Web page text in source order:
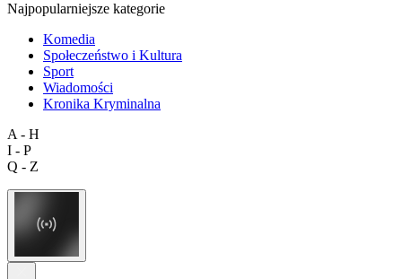
Najpopularniejsze kategorie
Komedia
Społeczeństwo i Kultura
Sport
Wiadomości
Kronika Kryminalna
A - H
I - P
Q - Z